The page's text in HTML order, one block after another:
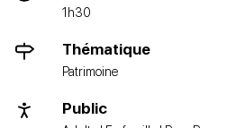
1h30
Thématique
Patrimoine
Public